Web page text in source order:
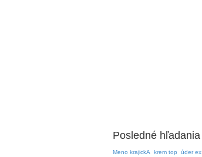
Posledné hľadania
Meno krajickA krem top úder ex